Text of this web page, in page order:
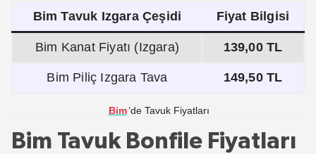
Bim Tavuk Izgara Çeşidi Fiyat Bilgisi
Bim Kanat Fiyatı (Izgara) 139,00 TL
Bim Piliç Izgara Tava 149,50 TL
Bim‘de Tavuk Fiyatları
Bim Tavuk Bonfile Fiyatları